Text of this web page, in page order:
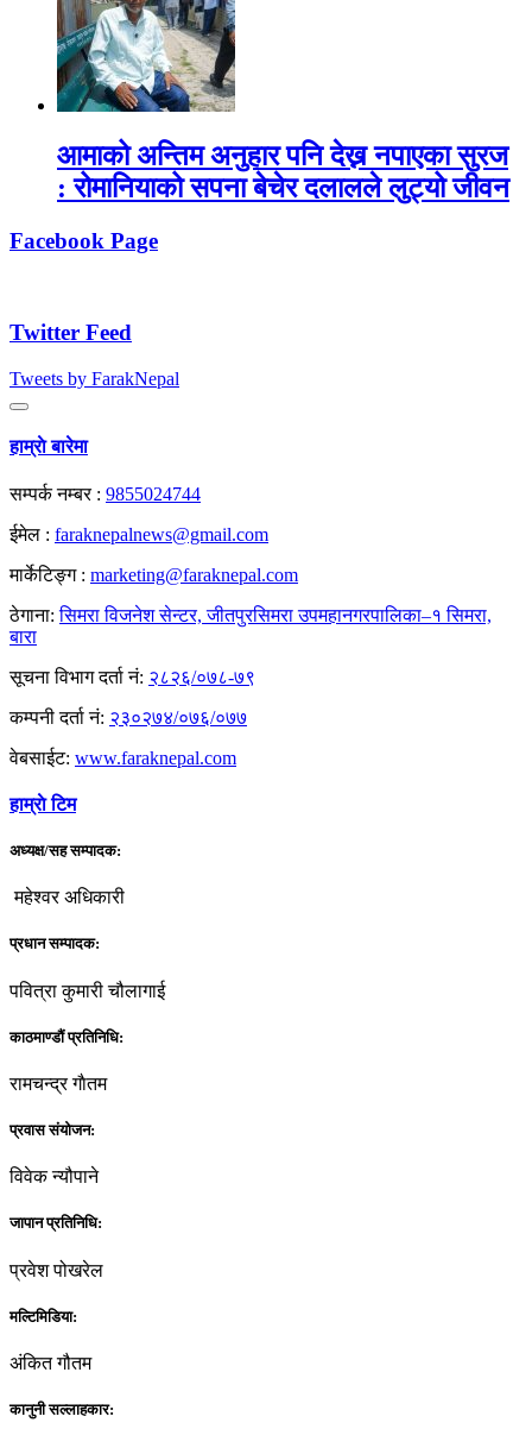
आमाको अन्तिम अनुहार पनि देख्न नपाएका सुरज
: रोमानियाको सपना बेचेर दलालले लुट्यो जीवन
Facebook Page
Twitter Feed
Tweets by FarakNepal
हाम्राे बारेमा
सम्पर्क नम्बर : 9855024744
ईमेल : faraknepalnews@gmail.com
मार्केटिङ्ग : marketing@faraknepal.com
ठेगाना:सिमरा विजनेश सेन्टर, जीतपुरसिमरा उपमहानगरपालिका–१ सिमरा,
बारा
सूचना विभाग दर्ता नं: २८२६/०७८-७९
कम्पनी दर्ता नं: २३०२७४/०७६/०७७
वेबसाईट: www.faraknepal.com
हाम्राे टिम
अध्यक्ष/सह सम्पादक:
महेश्वर अधिकारी
प्रधान सम्पादक:
पवित्रा कुमारी चौलागाई
काठमाण्डौं प्रतिनिधि:
रामचन्द्र गाैतम
प्रवास संयोजन:
विवेक न्यौपाने
जापान प्रतिनिधि:
प्रवेश पोखरेल
मल्टिमिडिया:
अंकित गौतम
कानुनी सल्लाहकार: